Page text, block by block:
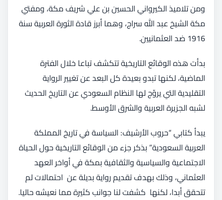
ومن تلاميذ الكيرواني الحسين بن علي شريف مكة، ومفتي
مكة الشيخ عبد الله سراج، وهما أبرز قادة الثورة العربية سنة
1916 ضد العثمانيين.
بدأت هذه الوقائع التاريخية تتكشف تباعا خلال الفترة
الماضية، لكنها تبدو بعيدة كل البعد عن تغيير الرواية
التقليدية التي يروّج لها النظام السعودي عن التاريخ الحديث
لشبه الجزيرة العربية والشرق الأوسط.
يبدأ كتابي “حروب الأرشيف: السياسة في تاريخ المملكة
العربية السعودية” بذكر جزء من الوقائع التاريخية حول الحياة
الاجتماعية والسياسية والثقافية بمكة في أواخر العهد
العثماني، وذلك بهدف تقديم رواية بديلة عن احتمالات لم
تتحقق أبدا، لكنها كشفت لنا جوانب كثيرة مما نعيشه حاليا.